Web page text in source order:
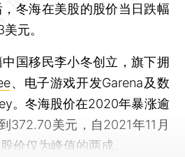
冬海在美股的股价当日跌幅
元。
移民李小冬创立，旗下拥
、电子游戏开发Garena及数
。冬海股价在2020年暴涨逾
372.70美元，自2021年11月
价仅为峰值的两成。